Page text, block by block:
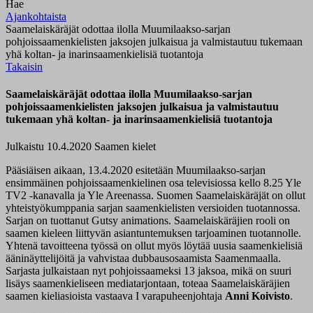
Hae
Ajankohtaista
Saamelaiskäräjät odottaa ilolla Muumilaakso-sarjan
pohjoissaamenkielisten jaksojen julkaisua ja valmistautuu tukemaan
yhä koltan- ja inarinsaamenkielisiä tuotantoja
Takaisin
Saamelaiskäräjät odottaa ilolla Muumilaakso-sarjan
pohjoissaamenkielisten jaksojen julkaisua ja valmistautuu
tukemaan yhä koltan- ja inarinsaamenkielisiä tuotantoja
Julkaistu 10.4.2020 Saamen kielet
Pääsiäisen aikaan, 13.4.2020 esitetään Muumilaakso-sarjan
ensimmäinen pohjoissaamenkielinen osa televisiossa kello 8.25 Yle
TV2 -kanavalla ja Yle Areenassa. Suomen Saamelaiskäräjät on ollut
yhteistyökumppania sarjan saamenkielisten versioiden tuotannossa.
Sarjan on tuottanut Gutsy animations. Saamelaiskäräjien rooli on
saamen kieleen liittyvän asiantuntemuksen tarjoaminen tuotannolle.
Yhtenä tavoitteena työssä on ollut myös löytää uusia saamenkielisiä
ääninäyttelijöitä ja vahvistaa dubbausosaamista Saamenmaalla.
Sarjasta julkaistaan nyt pohjoissaameksi 13 jaksoa, mikä on suuri
lisäys saamenkieliseen mediatarjontaan, toteaa Saamelaiskäräjien
saamen kieliasioista vastaava I varapuheenjohtaja Anni Koivisto.